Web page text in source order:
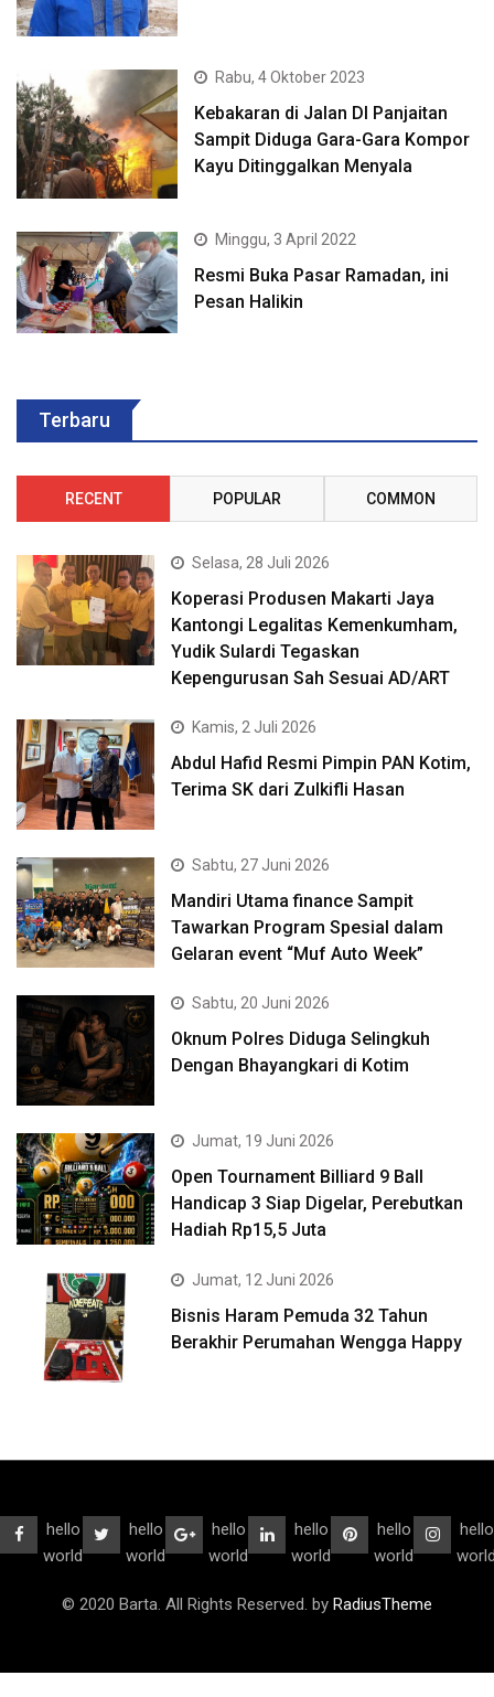
Rabu, 4 Oktober 2023
Kebakaran di Jalan DI Panjaitan
Sampit Diduga Gara-Gara Kompor
Kayu Ditinggalkan Menyala
Minggu, 3 April 2022
Resmi Buka Pasar Ramadan, ini
Pesan Halikin
Terbaru
RECENT POPULAR COMMON
Selasa, 28 Juli 2026
Koperasi Produsen Makarti Jaya
Kantongi Legalitas Kemenkumham,
Yudik Sulardi Tegaskan
Kepengurusan Sah Sesuai AD/ART
Kamis, 2 Juli 2026
Abdul Hafid Resmi Pimpin PAN Kotim,
Terima SK dari Zulkifli Hasan
Sabtu, 27 Juni 2026
Mandiri Utama finance Sampit
Tawarkan Program Spesial dalam
Gelaran event “Muf Auto Week”
Sabtu, 20 Juni 2026
Oknum Polres Diduga Selingkuh
Dengan Bhayangkari di Kotim
Jumat, 19 Juni 2026
Open Tournament Billiard 9 Ball
Handicap 3 Siap Digelar, Perebutkan
Hadiah Rp15,5 Juta
Jumat, 12 Juni 2026
Bisnis Haram Pemuda 32 Tahun
Berakhir Perumahan Wengga Happy
hello
world
hello
world
hello
world
hello
world
hello
world
hello
© 2020 Barta. All Rights Reserved. by RadiusTheme